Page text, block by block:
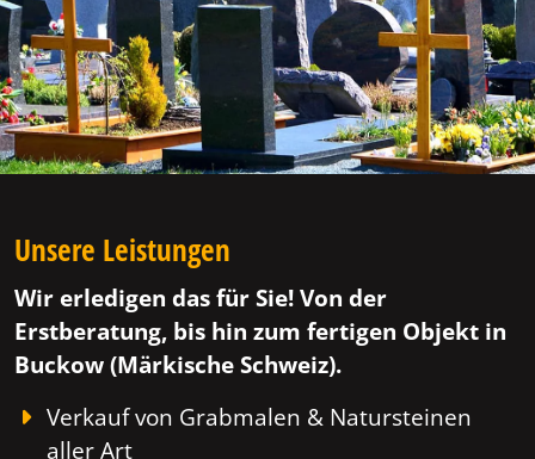
Unsere Leistungen
Wir erledigen das für Sie! Von der
Erstberatung, bis hin zum fertigen Objekt in
Buckow (Märkische Schweiz).
Verkauf von Grabmalen & Natursteinen
aller Art